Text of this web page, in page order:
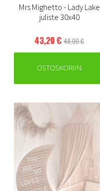
Mrs Mighetto - Lady Lake
juliste 30x40
43,20 € 48,00 €
OSTOSKORIIN